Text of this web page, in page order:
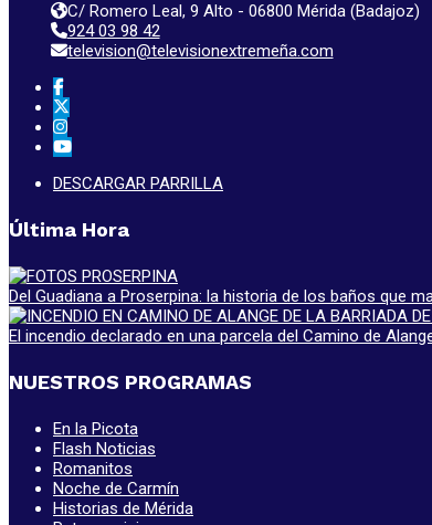
C/ Romero Leal, 9 Alto - 06800 Mérida (Badajoz)
924 03 98 42
television@televisionextremeña.com
DESCARGAR PARRILLA
Última Hora
Del Guadiana a Proserpina: la historia de los baños que
El incendio declarado en una parcela del Camino de
NUESTROS PROGRAMAS
En la Picota
Flash Noticias
Romanitos
Noche de Carmín
Historias de Mérida